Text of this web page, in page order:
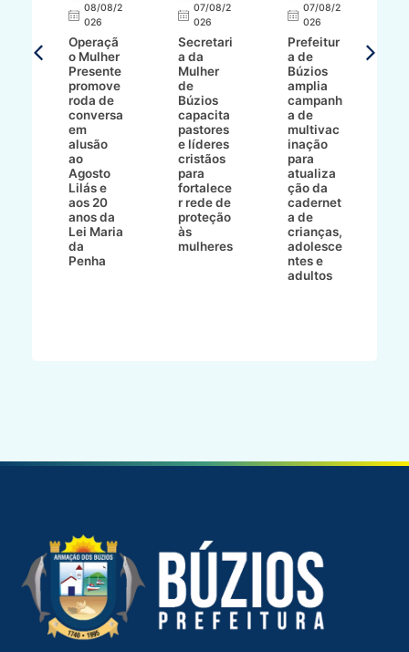
08/08/2
026
Operaçã
o Mulher
Presente
promove
roda de
conversa
em
alusão
ao
Agosto
Lilás e
aos 20
anos da
Lei Maria
da
Penha
07/08/2
026
Secretari
a da
Mulher
de
Búzios
capacita
pastores
e líderes
cristãos
para
fortalece
r rede de
proteção
às
mulheres
07/08/2
026
Prefeitur
a de
Búzios
amplia
campanh
a de
multivac
inação
para
atualiza
ção da
cadernet
a de
crianças,
adolesce
ntes e
adultos